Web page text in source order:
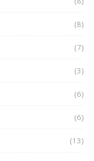
(8)
(7)
(3)
(6)
(6)
(13)